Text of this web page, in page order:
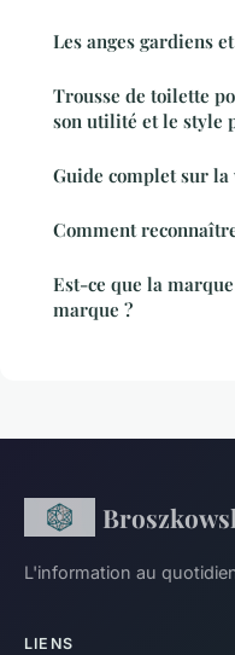
Les anges gardiens
Trousse de toilette
son utilité et le style
Guide complet sur
Comment
Est-ce que la
marque ?
L'information au
LIENS